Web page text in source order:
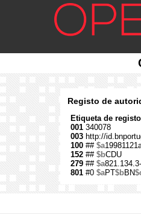
Registo de
Etiqueta de
001 340078
003 http://
100 ## $a
152 ## $bCDU
279 ## $a
801 #0 $aPT$bBN